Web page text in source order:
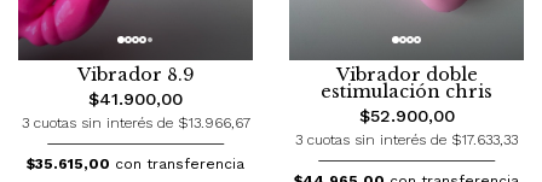
Vibrador 8.9
$41.900,00
3 cuotas sin interés de $13.966,67
$35.615,00 con transferencia
Vibrador doble
estimulación chris
$52.900,00
3 cuotas sin interés de $17.633,33